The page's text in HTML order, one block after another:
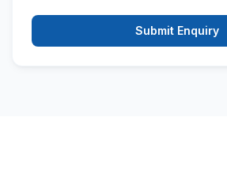
Submit Enquiry